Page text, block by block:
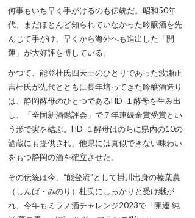
何事もいち早く手がけるのも伝統だ。昭和50年
代、まだほとんど知られていなかった吟醸酒を先
んじて手がけ、早くから海外へも進出した「開
運」が大好評を博している。
かつて、能登杜氏四天王のひとりであった波瀬正
吉杜氏が先代とともに長年培ってきた吟醸酒造り
は、静岡酵母のひとつであるHD-１酵母を生み出
し、「全国新酒鑑評会」で７年連続金賞受賞とい
う形で実を結ぶ。HD-１酵母はのちに県内の10の
酒蔵にも提供され、他県には真似できない味わい
をもつ静岡の酒を確立させた。
その伝統は今、“能登流”として掛川出身の榛葉農
（しんば・みのり）杜氏にしっかりと受け継が
れ、今年もミラノ酒チャレンジ2023で「開運 純